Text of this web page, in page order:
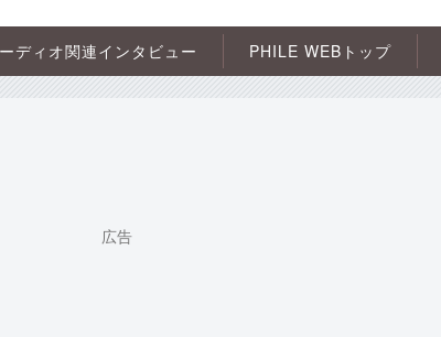
ディオ関連インタビュー PHILE WEBトップ